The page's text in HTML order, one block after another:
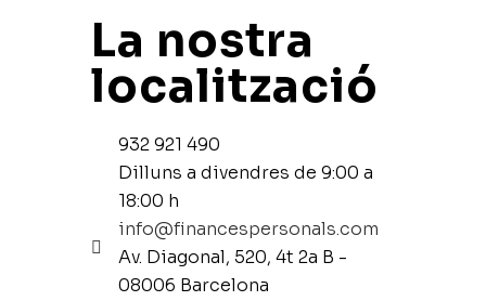
La nostra
localització
932 921 490
Dilluns a divendres de 9:00 a
18:00 h
info@financespersonals.com
Av. Diagonal, 520, 4t 2a B -
08006 Barcelona